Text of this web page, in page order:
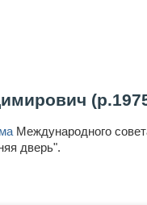
Международного
дверь".